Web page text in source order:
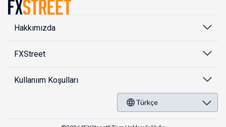
Hakkımızda
FXStreet
Kullanıım Koşulları
Türkçe